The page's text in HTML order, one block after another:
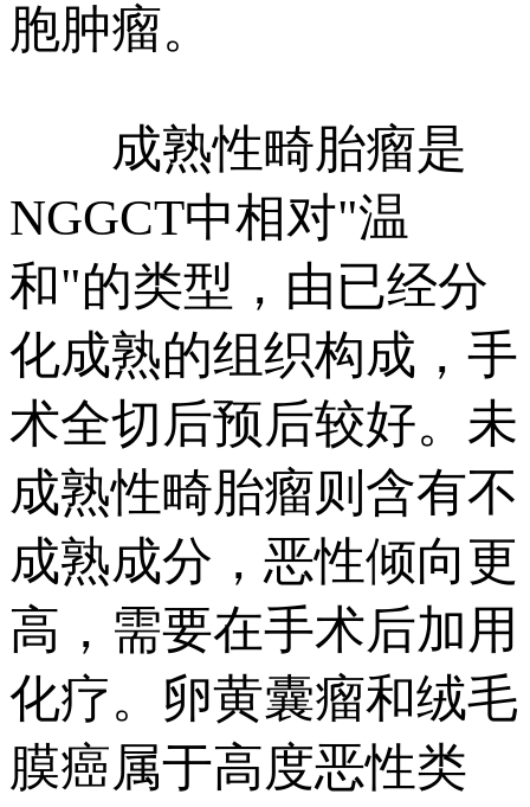
胞肿瘤。
成熟性畸胎瘤是
NGGCT中相对"温
和"的类型，由已经分
化成熟的组织构成，手
术全切后预后较好。未
成熟性畸胎瘤则含有不
成熟成分，恶性倾向更
高，需要在手术后加用
化疗。卵黄囊瘤和绒毛
膜癌属于高度恶性类